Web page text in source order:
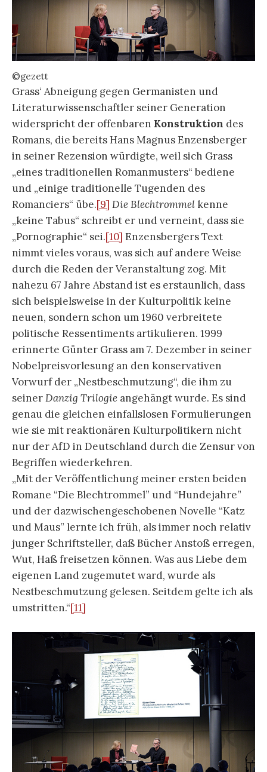
©gezett
Grass‘ Abneigung gegen Germanisten und
Literaturwissenschaftler seiner Generation
widerspricht der offenbaren Konstruktion des
Romans, die bereits Hans Magnus Enzensberger
in seiner Rezension würdigte, weil sich Grass
„eines traditionellen Romanmusters“ bediene
und „einige traditionelle Tugenden des
Romanciers“ übe.[9] Die Blechtrommelkenne
„keine Tabus“ schreibt er und verneint, dass sie
„Pornographie“ sei.[10] Enzensbergers Text
nimmt vieles voraus, was sich auf andere Weise
durch die Reden der Veranstaltung zog. Mit
nahezu 67 Jahre Abstand ist es erstaunlich, dass
sich beispielsweise in der Kulturpolitik keine
neuen, sondern schon um 1960 verbreitete
politische Ressentiments artikulieren. 1999
erinnerte Günter Grass am 7. Dezember in seiner
Nobelpreisvorlesung an den konservativen
Vorwurf der „Nestbeschmutzung“, die ihm zu
seinerDanzig Trilogie angehängt wurde. Es sind
genau die gleichen einfallslosen Formulierungen
wie sie mit reaktionären Kulturpolitikern nicht
nur der AfD in Deutschland durch die Zensur von
Begriffen wiederkehren.
„Mit der Veröffentlichung meiner ersten beiden
Romane “Die Blechtrommel” und “Hundejahre”
und der dazwischengeschobenen Novelle “Katz
und Maus” lernte ich früh, als immer noch relativ
junger Schriftsteller, daß Bücher Anstoß erregen,
Wut, Haß freisetzen können. Was aus Liebe dem
eigenen Land zugemutet ward, wurde als
Nestbeschmutzung gelesen. Seitdem gelte ich als
umstritten.“[11]